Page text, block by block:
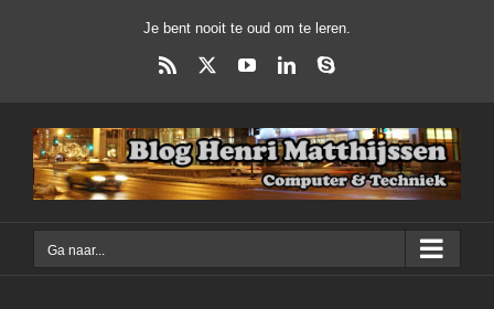
Je bent nooit te oud om te leren.
Rss YouTubeLinkedInSkype
Ga naar...